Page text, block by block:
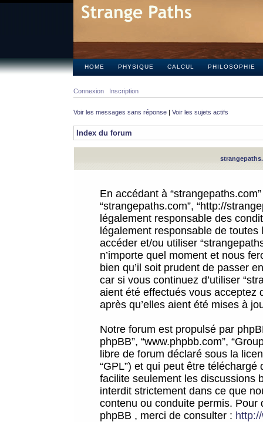
HOME PHYSIQUE CALCUL PHILOSOPHIE
Connexion Inscription
Voir les messages sans réponse | Voir les sujets actifs
Index du forum
En accédant à
“strangepaths.com”, “http://
légalement responsable des
légalement responsable de
accéder et/ou utiliser
n’importe quel moment et nous
bien qu’il soit prudent de passer
car si vous continuez d’utiliser
aient été effectués vous acceptez
après qu’elles aient été mises à
Notre forum est propulsé par
phpBB”, “www.phpbb.com”,
libre de forum déclaré sous la
“GPL”) et qui peut être téléchargé
facilite seulement les discussions
interdit strictement dans ce que
contenu ou conduite permis.
phpBB , merci de consulter :